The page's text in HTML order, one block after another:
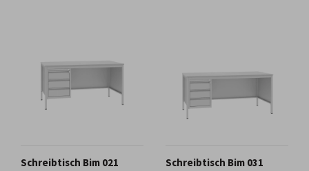
Schreibtisch Bim 021 Schreibtisch Bim 031